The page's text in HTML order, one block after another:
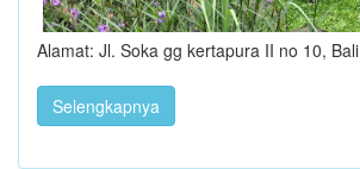
Alamat: Jl. Soka gg kertapura II no 10, Bali
Selengkapnya